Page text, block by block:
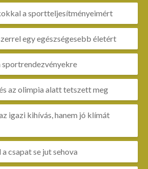
a sportteljesítményeimért
egy egészségesebb életért
sportrendezvényekre
az olimpia alatt tetszett meg
igazi kihívás, hanem jó klímát
csapat se jut sehova